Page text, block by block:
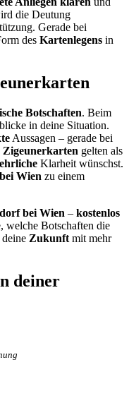
die Deutung
Gerade bei
des Kartenlegens in
Botschaften. Beim
in deine Situation.
Aussagen – gerade bei
Zigeunerkarten gelten als
ehrliche Klarheit wünschst.
Wien zu einem
bei Wien – kostenlos
welche Botschaften die
Zukunft mit mehr
deiner